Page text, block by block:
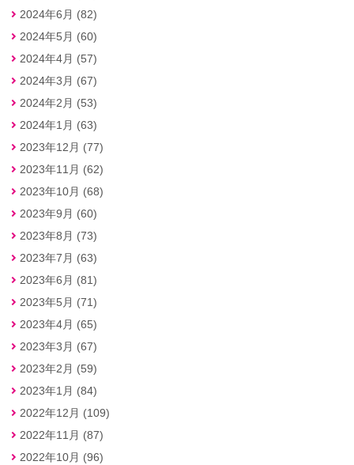
2024年6月 (82)
2024年5月 (60)
2024年4月 (57)
2024年3月 (67)
2024年2月 (53)
2024年1月 (63)
2023年12月 (77)
2023年11月 (62)
2023年10月 (68)
2023年9月 (60)
2023年8月 (73)
2023年7月 (63)
2023年6月 (81)
2023年5月 (71)
2023年4月 (65)
2023年3月 (67)
2023年2月 (59)
2023年1月 (84)
2022年12月 (109)
2022年11月 (87)
2022年10月 (96)